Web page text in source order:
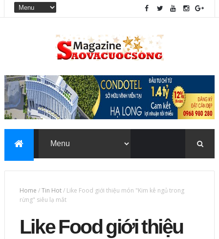
Home /Tin Hot/ Like Food giới thiệu món "Kim kê ngủ trong
rừng" siêu lạ mắt
Like Food giới thiệu